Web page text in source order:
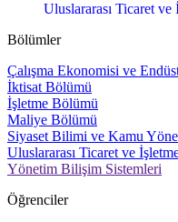
Uluslararası Ticaret
Bölümler
Çalışma Ekonomisi ve
İktisat Bölümü
İşletme Bölümü
Maliye Bölümü
Siyaset Bilimi ve Kamu
Uluslararası Ticaret ve
Yönetim Bilişim Sistemleri
Öğrenciler